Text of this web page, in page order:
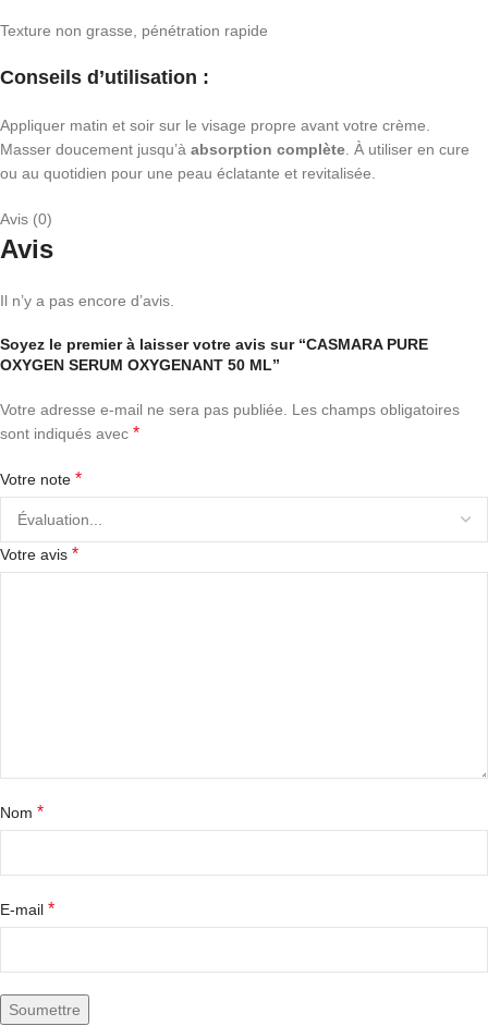
Texture non grasse, pénétration rapide
Conseils d’utilisation :
Appliquer matin et soir sur le visage propre avant votre crème.
Masser doucement jusqu’à absorption complète . À utiliser en cure
ou au quotidien pour une peau éclatante et revitalisée.
Avis (0)
Avis
Il n’y a pas encore d’avis.
Soyez le premier à laisser votre avis sur “CASMARA PURE
OXYGEN SERUM OXYGENANT 50 ML”
Votre adresse e-mail ne sera pas publiée.
Les champs obligatoires
sont indiqués avec *
Votre note *
Votre avis *
Nom *
E-mail *